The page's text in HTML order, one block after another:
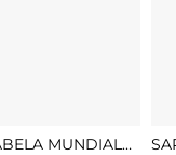
MUNDIAL